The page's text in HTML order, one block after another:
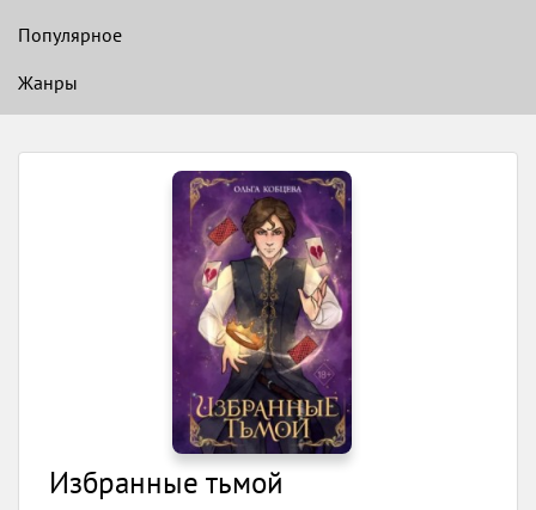
Популярное
Жанры
Избранные тьмой